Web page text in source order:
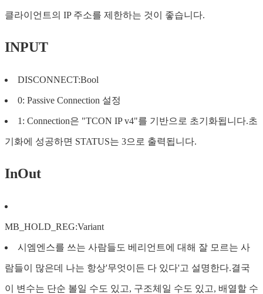
클라이언트의 IP 주소를 제한하는 것이 좋습니다.
INPUT
DISCONNECT:Bool
0: Passive Connection 설정
1: Connection은 "TCON IP v4"를 기반으로 초기화됩니다.초
기화에 성공하면 STATUS는 3으로 출력됩니다.
InOut
MB_HOLD_REG:Variant
시엠엔스를 쓰는 사람들도 베리언트에 대해 잘 모르는 사
람들이 많은데 나는 항상'무엇이든 다 있다'고 설명한다.결국
이 변수는 단순 볼일 수도 있고, 구조체일 수도 있고, 배열할 수